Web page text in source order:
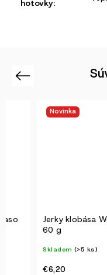
hotovky:
Previous
Novinka
Jerky klobása
60 g
Skladem (>5 ks)
€6,20